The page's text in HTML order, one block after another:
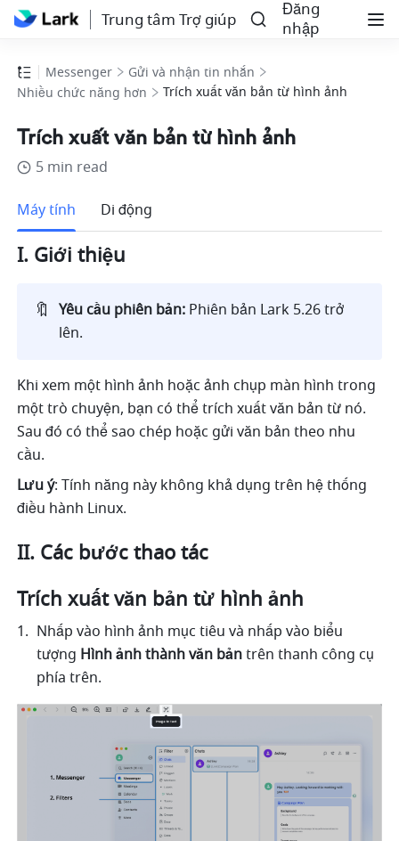
Trung tâm Trợ giúp
Đăng
nhập
Messenger
Gửi và nhận tin nhắn
Nhiều chức năng hơn
Trích xuất văn bản từ hình ảnh
Trích xuất văn bản từ hình ảnh
5 min read
Máy tính
Di động
I. Giới thiệu
🔖 Yêu cầu phiên bản: Phiên bản Lark 5.26 trở
lên.
Khi xem một hình ảnh hoặc ảnh chụp màn hình trong
một trò chuyện, bạn có thể trích xuất văn bản từ nó.
Sau đó có thể sao chép hoặc gửi văn bản theo nhu
cầu.
Lưu ý: Tính năng này không khả dụng trên hệ thống
điều hành Linux.
II. Các bước thao tác
Trích xuất văn bản từ hình ảnh
Nhấp vào hình ảnh mục tiêu và nhấp vào biểu
tượng Hình ảnh thành văn bản trên thanh công cụ
phía trên.